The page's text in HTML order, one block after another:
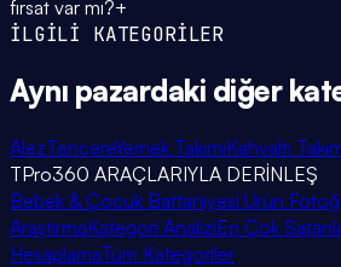
fırsat var mı?+
İLGİLİ KATEGORİLER
Aynı pazardaki diğer
AlezTencereYemek TakımıKahvaltı
TPro360 ARAÇLARIYLA DERİNLEŞ
Bebek & Çocuk Battaniyesi Ürün
AraştırmaKategori AnaliziEn Çok
HesaplamaTüm Kategoriler